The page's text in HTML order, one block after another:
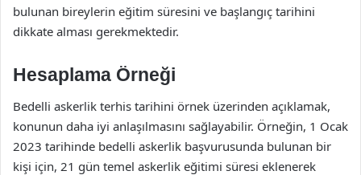
bulunan bireylerin eğitim süresini ve başlangıç tarihini
dikkate alması gerekmektedir.
Hesaplama Örneği
Bedelli askerlik terhis tarihini örnek üzerinden açıklamak,
konunun daha iyi anlaşılmasını sağlayabilir. Örneğin, 1 Ocak
2023 tarihinde bedelli askerlik başvurusunda bulunan bir
kişi için, 21 gün temel askerlik eğitimi süresi eklenerek